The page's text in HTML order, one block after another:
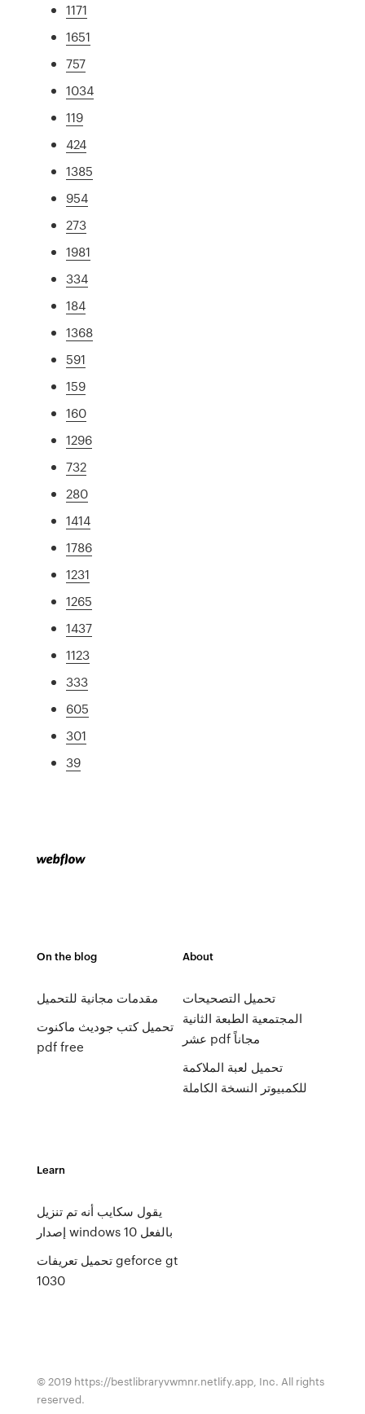
1171
1651
757
1034
119
424
1385
954
273
1981
334
184
1368
591
159
160
1296
732
280
1414
1786
1231
1265
1437
1123
333
605
301
39
On the blog
مقدمات مجانية للتحميل
تحميل كتب جوديث ماكنوت
pdf free
About
تحميل التصحيحات
المجتمعية الطبعة الثانية
عشر pdf مجاناً
تحميل لعبة الملاكمة
للكمبيوتر النسخة الكاملة
Learn
يقول سكايب أنه تم تنزيل
إصدار windows 10 بالفعل
تحميل تعريفات geforce gt
1030
© 2019 https://bestlibraryvwmnr.netlify.app, Inc. All rights
reserved.